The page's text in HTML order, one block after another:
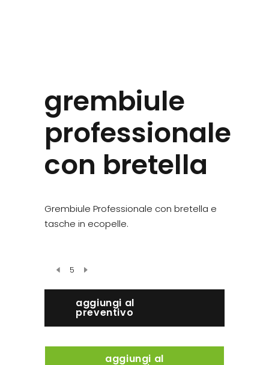
grembiule
professionale
con bretella
Grembiule Professionale con bretella e
tasche in ecopelle.
aggiungi al
preventivo
aggiungi al